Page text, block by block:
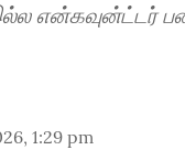
என்கவுன்ட்டர்
1:29 pm